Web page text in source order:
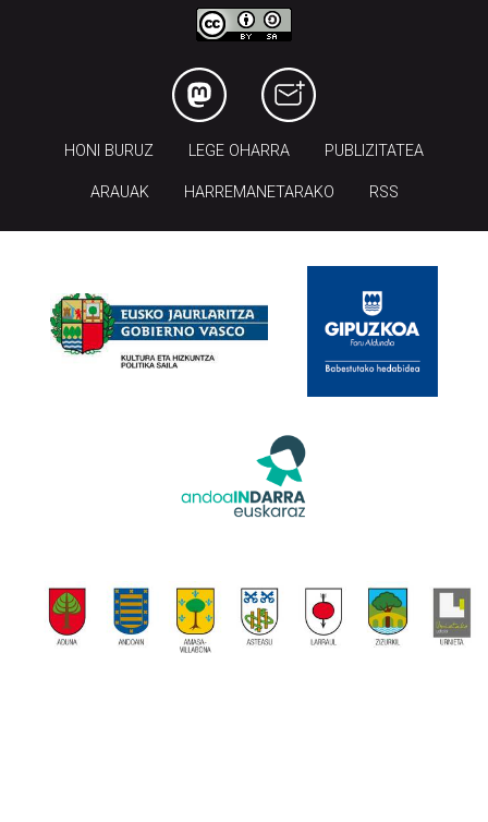
HONI BURUZ LEGE OHARRA PUBLIZITATEA
ARAUAK HARREMANETARAKO RSS